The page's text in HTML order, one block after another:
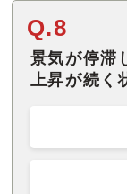
Q.8
景気が停滞
上昇が続く